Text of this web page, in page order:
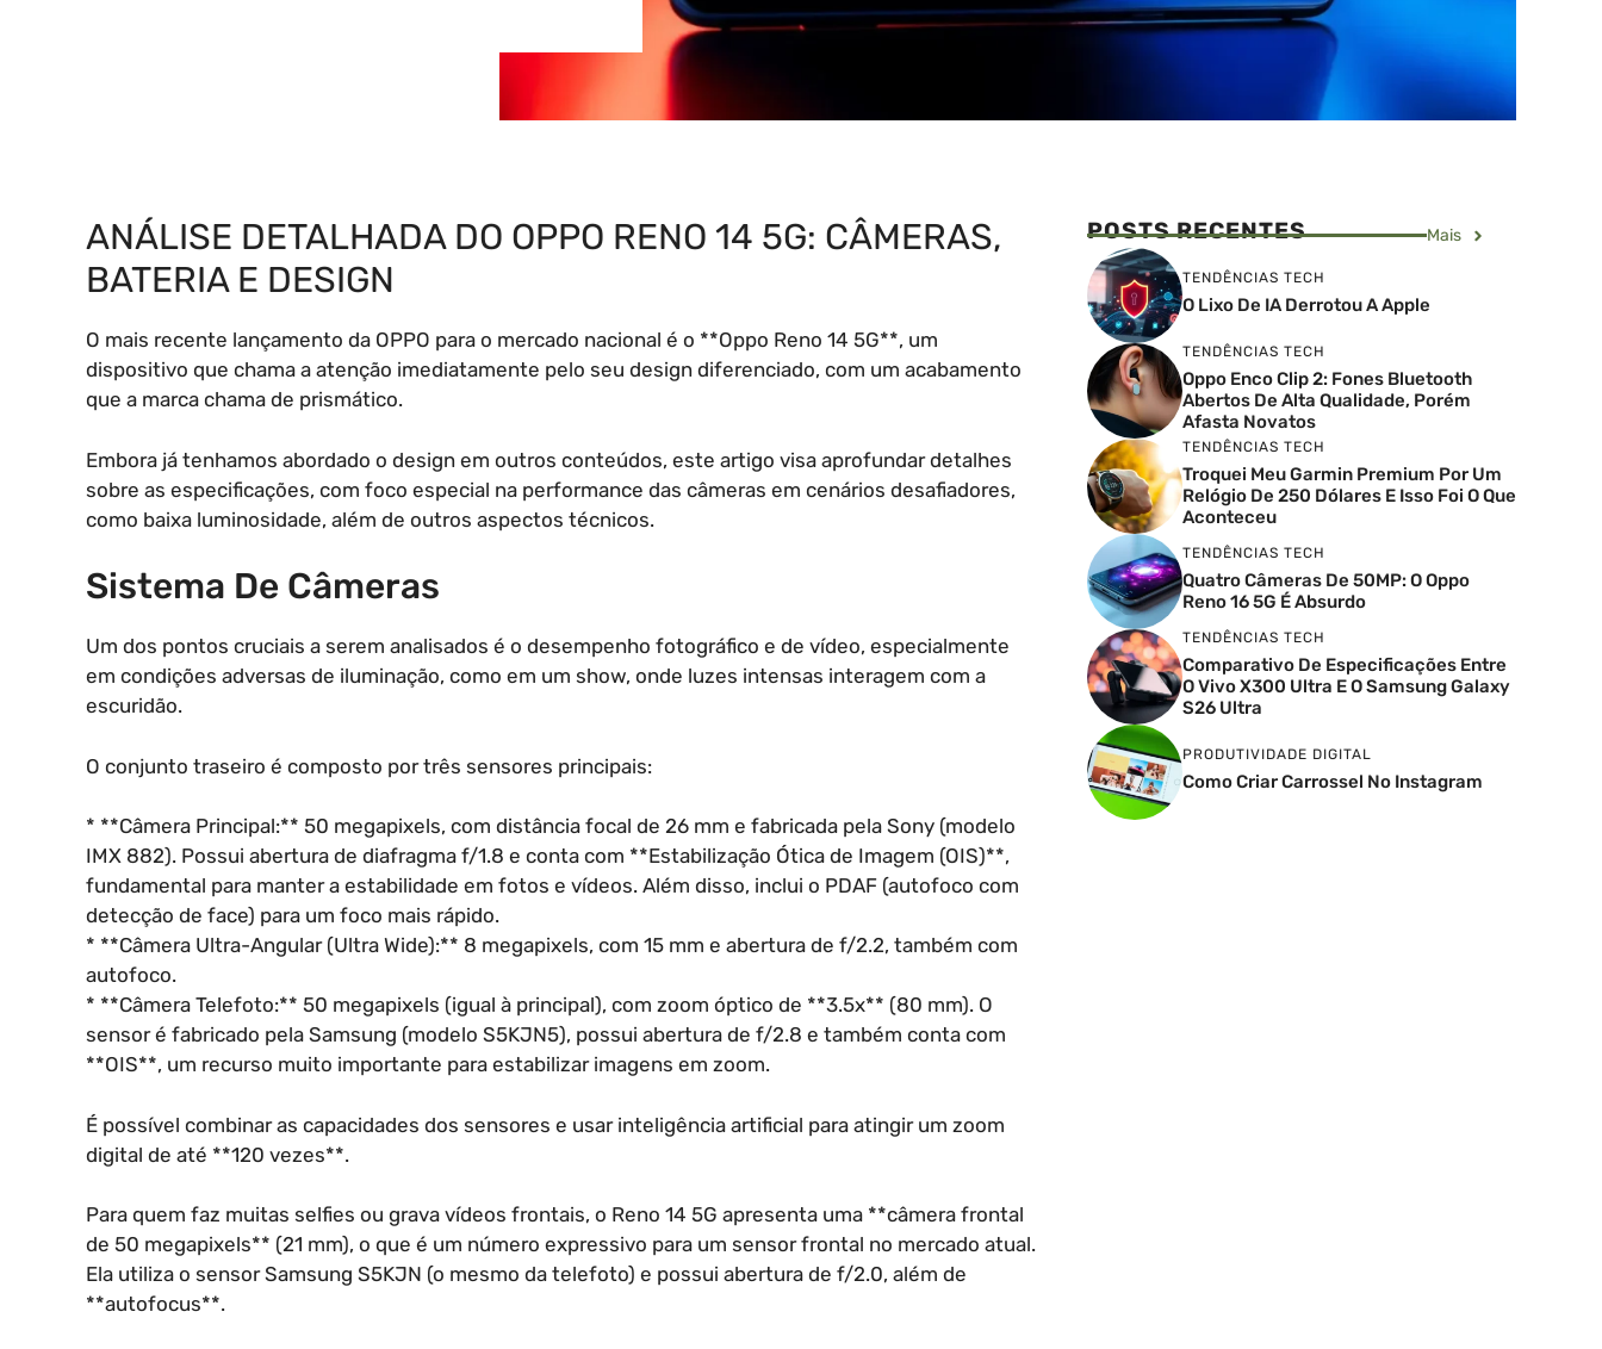
ANÁLISE DETALHADA DO OPPO RENO 14 5G: CÂMERAS,
BATERIA E DESIGN
O mais recente lançamento da OPPO para o mercado nacional é o **Oppo Reno 14 5G**, um
dispositivo que chama a atenção imediatamente pelo seu design diferenciado, com um acabamento
que a marca chama de prismático.
Embora já tenhamos abordado o design em outros conteúdos, este artigo visa aprofundar detalhes
sobre as especificações, com foco especial na performance das câmeras em cenários desafiadores,
como baixa luminosidade, além de outros aspectos técnicos.
Sistema De Câmeras
Um dos pontos cruciais a serem analisados é o desempenho fotográfico e de vídeo, especialmente
em condições adversas de iluminação, como em um show, onde luzes intensas interagem com a
escuridão.
O conjunto traseiro é composto por três sensores principais:
* **Câmera Principal:** 50 megapixels, com distância focal de 26 mm e fabricada pela Sony (modelo
IMX 882). Possui abertura de diafragma f/1.8 e conta com **Estabilização Ótica de Imagem (OIS)**,
fundamental para manter a estabilidade em fotos e vídeos. Além disso, inclui o PDAF (autofoco com
detecção de face) para um foco mais rápido.
* **Câmera Ultra-Angular (Ultra Wide):** 8 megapixels, com 15 mm e abertura de f/2.2, também com
autofoco.
* **Câmera Telefoto:** 50 megapixels (igual à principal), com zoom óptico de **3.5x** (80 mm). O
sensor é fabricado pela Samsung (modelo S5KJN5), possui abertura de f/2.8 e também conta com
**OIS**, um recurso muito importante para estabilizar imagens em zoom.
É possível combinar as capacidades dos sensores e usar inteligência artificial para atingir um zoom
digital de até **120 vezes**.
Para quem faz muitas selfies ou grava vídeos frontais, o Reno 14 5G apresenta uma **câmera frontal
de 50 megapixels** (21 mm), o que é um número expressivo para um sensor frontal no mercado atual.
Ela utiliza o sensor Samsung S5KJN (o mesmo da telefoto) e possui abertura de f/2.0, além de
**autofocus**.
POSTS RECENTES Mais
TENDÊNCIAS TECH
O Lixo De IA Derrotou A Apple
TENDÊNCIAS TECH
Oppo Enco Clip 2: Fones Bluetooth
Abertos De Alta Qualidade, Porém
Afasta Novatos
TENDÊNCIAS TECH
Troquei Meu Garmin Premium Por Um
Relógio De 250 Dólares E Isso Foi O Que
Aconteceu
TENDÊNCIAS TECH
Quatro Câmeras De 50MP: O Oppo
Reno 16 5G É Absurdo
TENDÊNCIAS TECH
Comparativo De Especificações Entre
O Vivo X300 Ultra E O Samsung Galaxy
S26 Ultra
PRODUTIVIDADE DIGITAL
Como Criar Carrossel No Instagram